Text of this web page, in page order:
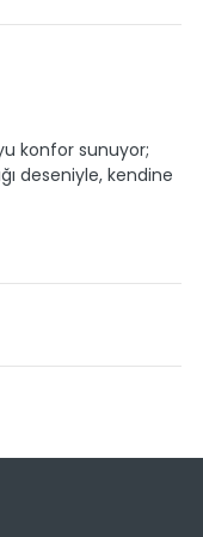
konfor sunuyor;
deseniyle, kendine
ve BOVO